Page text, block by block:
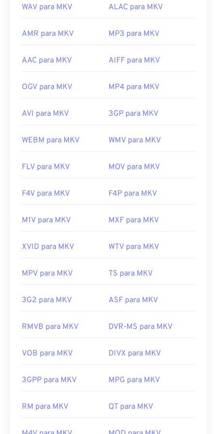
WAV para MKV ALAC para MKV
AMR para MKV MP3 para MKV
AAC para MKV AIFF para MKV
OGV para MKV MP4 para MKV
AVI para MKV 3GP para MKV
WEBM para MKV WMV para MKV
FLV para MKV MOV para MKV
F4V para MKV F4P para MKV
M1V para MKV MXF para MKV
XVID para MKV WTV para MKV
MPV para MKV TS para MKV
3G2 para MKV ASF para MKV
RMVB para MKV DVR-MS para MKV
VOB para MKV DIVX para MKV
3GPP para MKV MPG para MKV
RM para MKV QT para MKV